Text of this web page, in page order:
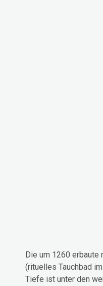
Die um 1260
(rituelles Tauchbad
Tiefe ist unter den